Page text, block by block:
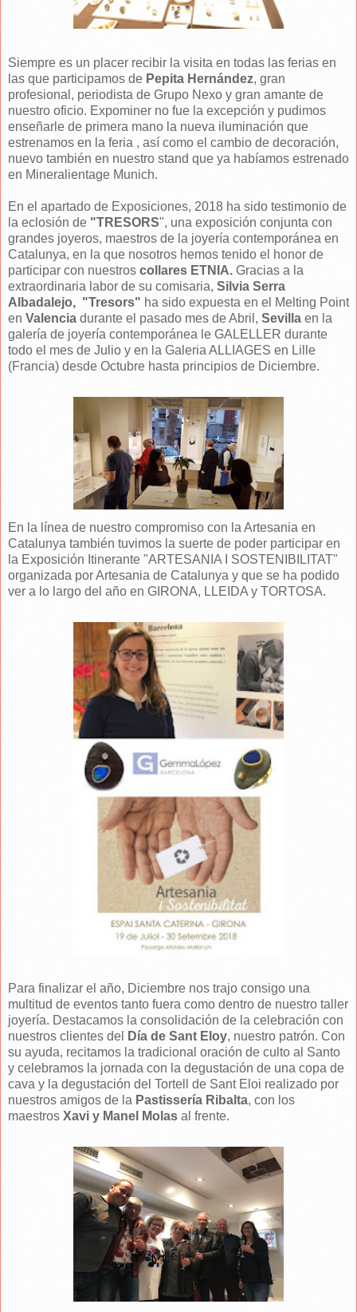
Siempre es un placer recibir la visita en todas las ferias en
las que participamos de Pepita Hernández, gran
profesional, periodista de Grupo Nexo y gran amante de
nuestro oficio. Expominer no fue la excepción y pudimos
enseñarle de primera mano la nueva iluminación que
estrenamos en la feria , así como el cambio de decoración,
nuevo también en nuestro stand que ya habíamos estrenado
en Mineralientage Munich.
En el apartado de Exposiciones, 2018 ha sido testimonio de
la eclosión de "TRESORS", una exposición conjunta con
grandes joyeros, maestros de la joyería contemporánea en
Catalunya, en la que nosotros hemos tenido el honor de
participar con nuestros collares ETNIA. Gracias a la
extraordinaria labor de su comisaria, Silvia Serra
Albadalejo, "Tresors" ha sido expuesta en el Melting Point
en Valencia durante el pasado mes de Abril, Sevilla en la
galería de joyería contemporánea le GALELLER durante
todo el mes de Julio y en la Galeria ALLIAGES en Lille
(Francia) desde Octubre hasta principios de Diciembre.
En la línea de nuestro compromiso con la Artesania en
Catalunya también tuvimos la suerte de poder participar en
la Exposición Itinerante "ARTESANIA I SOSTENIBILITAT"
organizada por Artesania de Catalunya y que se ha podido
ver a lo largo del año en GIRONA, LLEIDA y TORTOSA.
Para finalizar el año, Diciembre nos trajo consigo una
multitud de eventos tanto fuera como dentro de nuestro taller
joyería. Destacamos la consolidación de la celebración con
nuestros clientes del
Día de Sant Eloy, nuestro patrón. Con
su ayuda, recitamos la tradicional oración de culto al Santo
y celebramos la jornada con la degustación de una copa de
cava y la degustación del Tortell de Sant Eloi realizado por
nuestros amigos de la Pastissería Ribalta, con los
maestros Xavi y Manel Molas al frente.